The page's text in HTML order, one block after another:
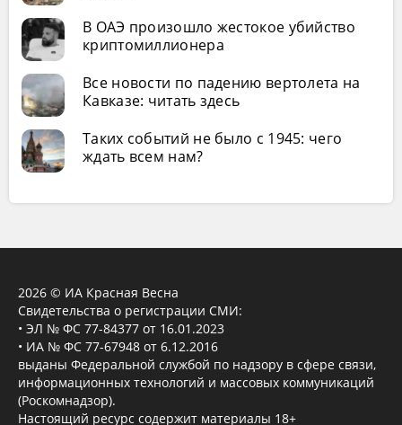
В ОАЭ произошло жестокое убийство
криптомиллионера
Все новости по падению вертолета на
Кавказе: читать здесь
Таких событий не было с 1945: чего
ждать всем нам?
2026 © ИА Красная Весна
Свидетельства о регистрации СМИ:
• ЭЛ № ФС 77-84377 от 16.01.2023
• ИА № ФС 77-67948 от 6.12.2016
выданы Федеральной службой по надзору в сфере связи,
информационных технологий и массовых коммуникаций
(Роскомнадзор).
Настоящий ресурс содержит материалы 18+